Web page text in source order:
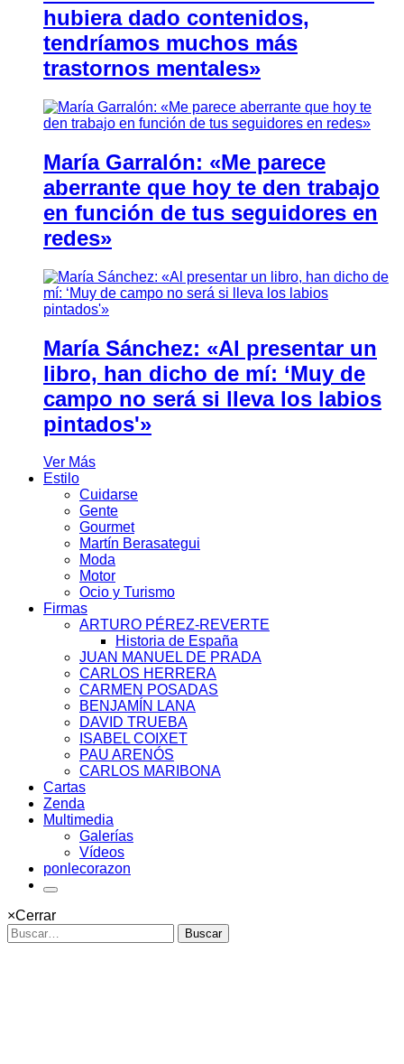
hubiera dado contenidos,
tendríamos muchos más
trastornos mentales»
María Garralón: «Me parece
aberrante que hoy te den trabajo
en función de tus seguidores en
redes»
María Sánchez: «Al presentar un
libro, han dicho de mí: ‘Muy de
campo no será si lleva los labios
pintados'»
Ver Más
Estilo
Cuidarse
Gente
Gourmet
Martín Berasategui
Moda
Motor
Ocio y Turismo
Firmas
ARTURO PÉREZ-REVERTE
Historia de España
JUAN MANUEL DE PRADA
CARLOS HERRERA
CARMEN POSADAS
BENJAMÍN LANA
DAVID TRUEBA
ISABEL COIXET
PAU ARENÓS
CARLOS MARIBONA
Cartas
Zenda
Multimedia
Galerías
Vídeos
ponlecorazon
×Cerrar
Buscar